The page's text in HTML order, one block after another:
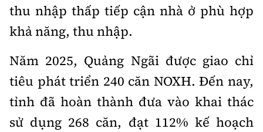
thu nhập thấp tiếp cận nhà ở phù hợp
khả năng, thu nhập.
Năm 2025, Quảng Ngãi được giao chỉ
tiêu phát triển 240 căn NOXH. Đến nay,
tỉnh đã hoàn thành đưa vào khai thác
sử dụng 268 căn, đạt 112% kế hoạch